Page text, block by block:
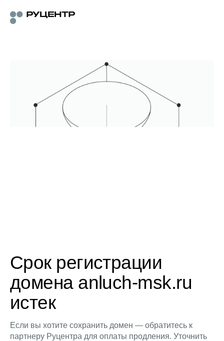
Срок регистрации
домена anluch-msk.ru
истек
Если вы хотите сохранить домен — обратитесь к
партнеру Руцентра для оплаты продления. Уточнить